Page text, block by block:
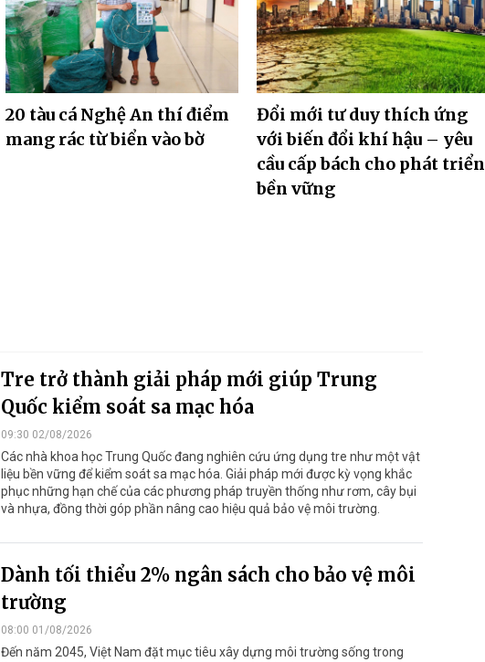
20 tàu cá Nghệ An thí điểm
mang rác từ biển vào bờ
Đổi mới tư duy thích ứng
với biến đổi khí hậu – yêu
cầu cấp bách cho phát triển
bền vững
Tre trở thành giải pháp mới giúp Trung
Quốc kiểm soát sa mạc hóa
09:30 02/08/2026
Các nhà khoa học Trung Quốc đang nghiên cứu ứng dụng tre như một vật
liệu bền vững để kiểm soát sa mạc hóa. Giải pháp mới được kỳ vọng khắc
phục những hạn chế của các phương pháp truyền thống như rơm, cây bụi
và nhựa, đồng thời góp phần nâng cao hiệu quả bảo vệ môi trường.
Dành tối thiểu 2% ngân sách cho bảo vệ môi
trường
08:00 01/08/2026
Đến năm 2045, Việt Nam đặt mục tiêu xây dựng môi trường sống trong